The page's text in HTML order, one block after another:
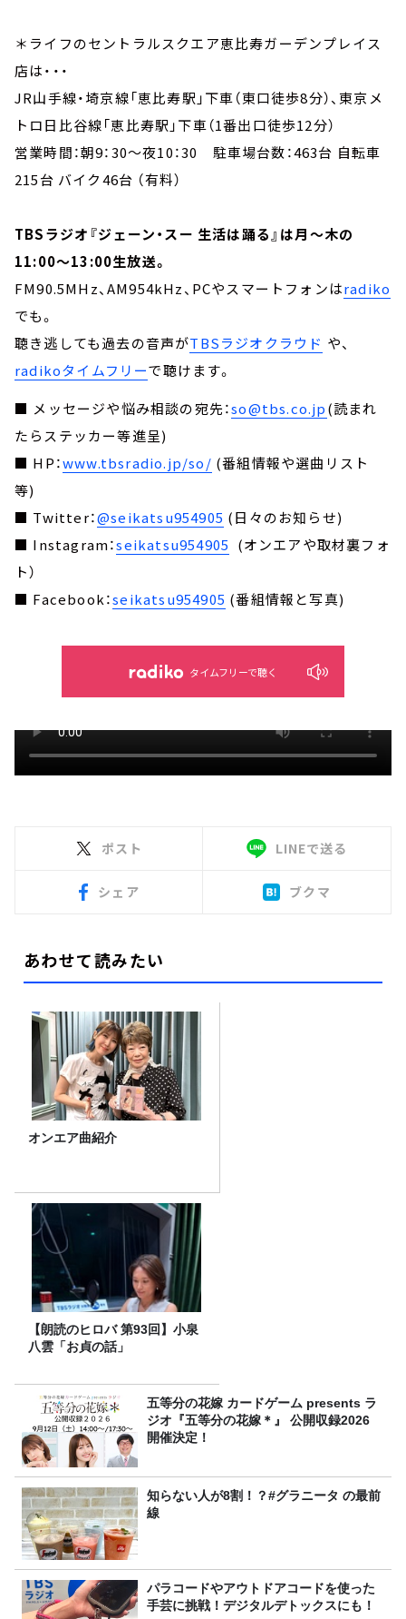
＊ライフのセントラルスクエア恵比寿ガーデンプレイス
店は・・・
JR山手線・埼京線「恵比寿駅」下車（東口徒歩8分）、東京メ
トロ日比谷線「恵比寿駅」下車（1番出口徒歩12分）
営業時間：朝9：30～夜10：30 駐車場台数：463台 自転車
215台 バイク46台 （有料）
TBSラジオ『ジェーン・スー 生活は踊る』は月～木の
11:00～13:00生放送。
FM90.5MHz、AM954kHz、PCやスマートフォンはradiko
でも。
聴き逃しても過去の音声がTBSラジオクラウド や、
radikoタイムフリーで聴けます。
■ メッセージや悩み相談の宛先：so@tbs.co.jp(読まれ
たらステッカー等進呈)
■ HP：www.tbsradio.jp/so/ (番組情報や選曲リスト
等)
■ Twitter：@seikatsu954905 (日々のお知らせ)
■ Instagram：seikatsu954905 (オンエアや取材裏フォ
ト）
■ Facebook：seikatsu954905 (番組情報と写真)
タイムフリーで聴く
ポスト LINEで送る
シェア ブクマ
あわせて読みたい
オンエア曲紹介
【朗読のヒロバ 第93回】小泉
八雲「お貞の話」
五等分の花嫁 カードゲーム presents ラ
ジオ『五等分の花嫁＊』 公開収録2026
開催決定！
知らない人が8割！？#グラニータ の最前
線
パラコードやアウトドアコードを使った
手芸に挑戦！デジタルデトックスにも！